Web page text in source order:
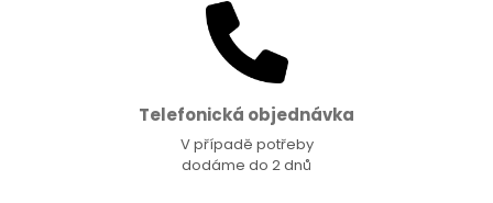
Telefonická objednávka
V případě potřeby
dodáme do 2 dnů